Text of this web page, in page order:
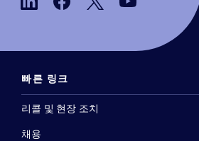
빠른 링크
리콜 및 현장 조치
채용